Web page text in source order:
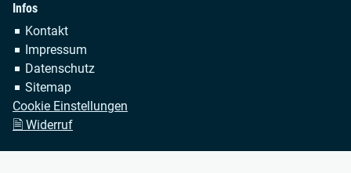
Infos
Navigation
überspringen
Kontakt
Impressum
Datenschutz
Sitemap
Cookie Einstellungen
🗎 Widerruf